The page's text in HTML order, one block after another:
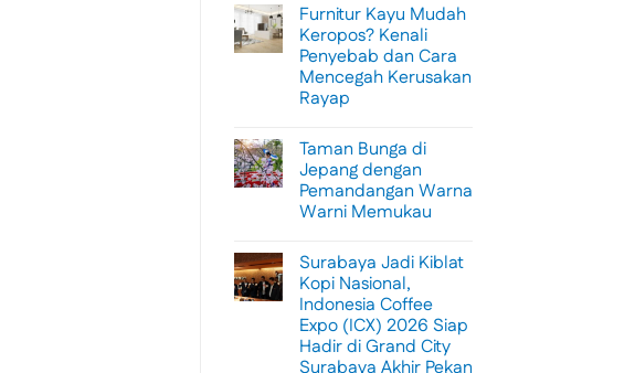
on
Menikmati
Sisi
Petualangan
Bali
Lewat
Rafting
Alam
Ubud
Furnitur Kayu Mudah
Keropos? Kenali
Penyebab dan Cara
Mencegah Kerusakan
Rayap
on
Furnitur
Kayu
Mudah
Keropos?
Kenali
Cara
Mencegah
Kerusakan
Rayap
Taman Bunga di
Jepang dengan
Pemandangan Warna
Warni Memukau
on
Taman
Bunga
di
Jepang
dengan
Pemandangan
Warna
Surabaya Jadi Kiblat
Kopi Nasional,
Indonesia Coffee
Expo (ICX) 2026 Siap
Hadir di Grand City
Surabaya Akhir Pekan